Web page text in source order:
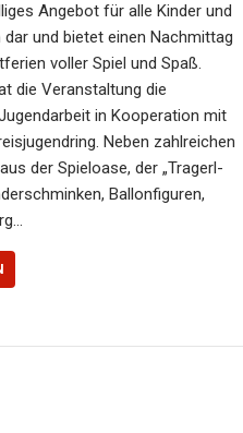
Angebot für alle Kinder und
dar und bietet einen Nachmittag
voller Spiel und Spaß.
die Veranstaltung die
in Kooperation mit
Neben zahlreichen
der Spieloase, der „Tragerl-
Ballonfiguren,